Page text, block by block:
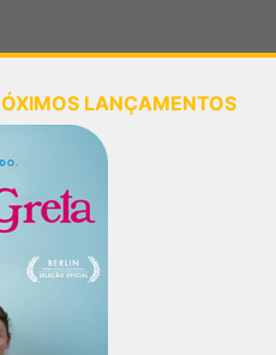
LANÇAMENTOS